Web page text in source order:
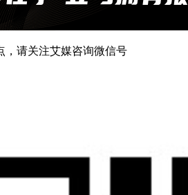
，请关注艾媒咨询微信号